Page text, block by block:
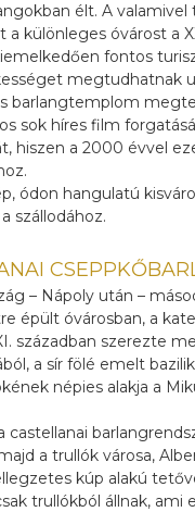
élt. A
különleges óvárost a
fontos
megtudhatnak
barlangtemplom
sok híres film
hiszen a 2000 évvel
ódon hangulatú
szállodához.
– Nápoly után –
épült óvárosban, a
században szerezte
a sír fölé emelt
népies alakja a
castellanai
a trullók városa,
kúp alakú
trullókból állnak, ami